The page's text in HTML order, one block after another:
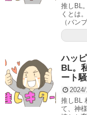
推しBL
くとは
（バン
ハッ
BL。
ート
推しBL
て、神